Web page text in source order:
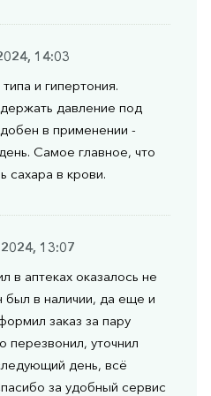
14:03
и гипертония.
давление под
в применении -
Самое главное, что
сахара в крови.
13:07
в аптеках оказалось не
был в наличии, да еще и
заказ за пару
перезвонил, уточнил
день, всё
за удобный сервис